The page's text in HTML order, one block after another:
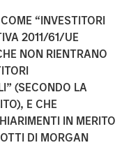
“INVESTITORI
2011/61/UE
NON RIENTRANO
(SECONDO LA
E CHE
IN MERITO
DI MORGAN
Sale of